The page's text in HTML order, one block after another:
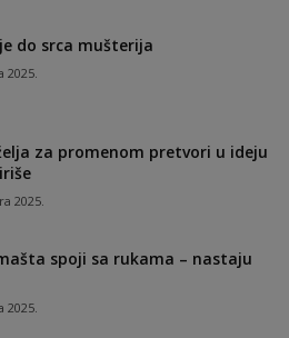
do srca mušterija
2025.
za promenom pretvori u ideju
2025.
spoji sa rukama – nastaju
2025.